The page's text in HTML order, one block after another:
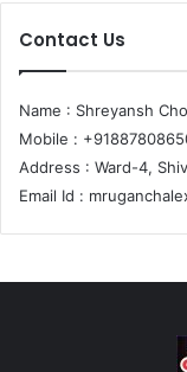
Contact Us
Name : Shreyansh
Mobile :
Address : Ward-4,
Email Id :